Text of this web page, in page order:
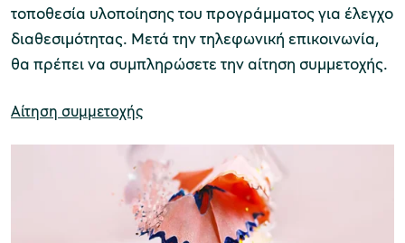
Μουσείο Μαστίχας Χίου
Μουσείο Αργυροτεχνίας
ομάδες
προγράμματα
τοποθεσία υλοποίησης του προγράμματος για έλεγχο
διαθεσιμότητας. Μετά την τηλεφωνική επικοινωνία,
θα πρέπει να συμπληρώσετε την αίτηση συμμετοχής.
Αίτηση συμμετοχής